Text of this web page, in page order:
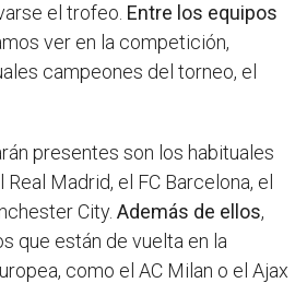
el trofeo. Entre los equipos
ver en la competición,
campeones del torneo, el
presentes son los habituales
Madrid, el FC Barcelona, el
City. Además de ellos,
que están de vuelta en la
como el AC Milan o el Ajax